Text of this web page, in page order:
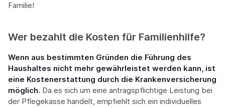
Familie!
Wer bezahlt die Kosten für Familienhilfe?
Wenn aus bestimmten Gründen die Führung des
Haushaltes nicht mehr gewährleistet werden kann, ist
eine Kostenerstattung durch die Krankenversicherung
möglich. Da es sich um eine antragspflichtige Leistung bei
der Pflegekasse handelt, empfiehlt sich ein individuelles